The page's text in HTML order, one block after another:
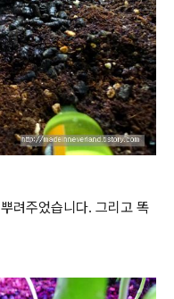
려주었습니다. 그리고 똑